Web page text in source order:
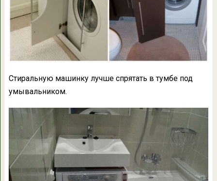
Стиральную машинку лучше спрятать в тумбе под
умывальником.